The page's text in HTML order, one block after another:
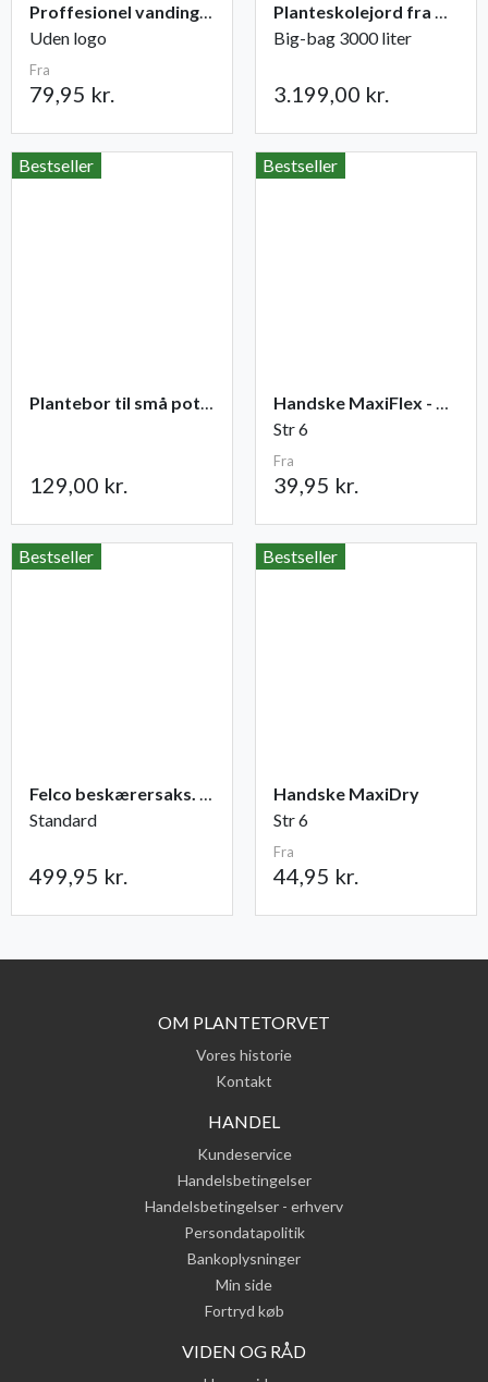
Proffesionel vandingspose 100 liter
Uden logo
Fra
79,95 kr.
Planteskolejord fra Champost
Big-bag 3000 liter
3.199,00 kr.
Bestseller
Plantebor til små potter
129,00 kr.
Bestseller
Handske MaxiFlex - Ultimate
Str 6
Fra
39,95 kr.
Bestseller
Felco beskærersaks. nr. 2
Standard
499,95 kr.
Bestseller
Handske MaxiDry
Str 6
Fra
44,95 kr.
OM PLANTETORVET
Vores historie
Kontakt
HANDEL
Kundeservice
Handelsbetingelser
Handelsbetingelser - erhverv
Persondatapolitik
Bankoplysninger
Min side
Fortryd køb
VIDEN OG RÅD